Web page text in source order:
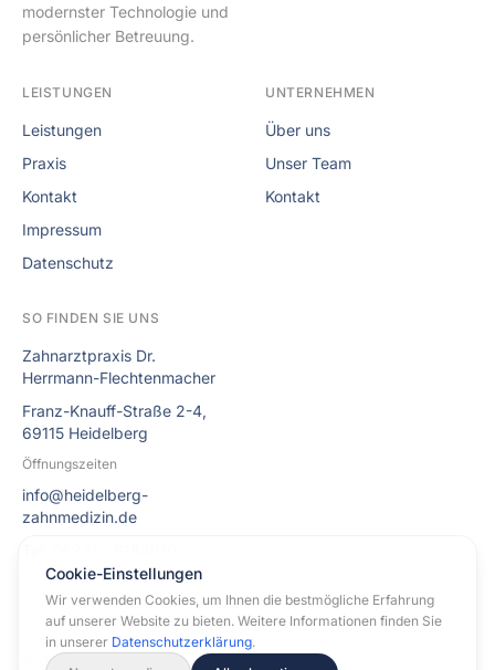
modernster Technologie und
persönlicher Betreuung.
LEISTUNGEN
Leistungen
Praxis
Kontakt
Impressum
Datenschutz
UNTERNEHMEN
Über uns
Unser Team
Kontakt
SO FINDEN SIE UNS
Zahnarztpraxis Dr.
Herrmann-Flechtenmacher
Franz-Knauff-Straße 2-4,
69115 Heidelberg
Öffnungszeiten
info@heidelberg-
zahnmedizin.de
© 2026 Zahnarztpraxis Dr. Herrmann-Flechtenmacher. Alle Rechte
Cookie-Einstellungen
Wir verwenden Cookies, um Ihnen die bestmögliche Erfahrung
auf unserer Website zu bieten. Weitere Informationen finden Sie
in unserer Datenschutzerklärung.